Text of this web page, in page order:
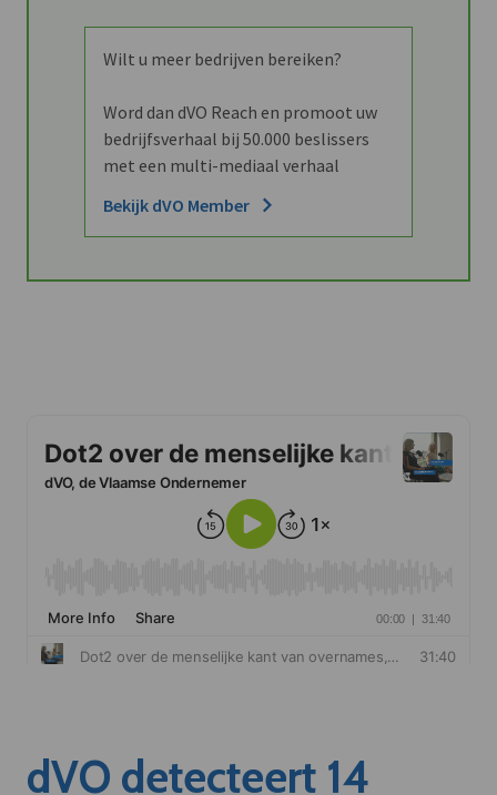
Wilt u meer bedrijven bereiken?
Word dan dVO Reach en promoot uw
bedrijfsverhaal bij 50.000 beslissers
met een multi-mediaal verhaal
Bekijk dVO Member
dVO detecteert 14